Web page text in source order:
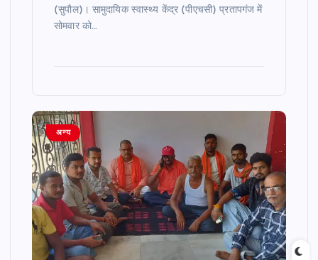
(सुपौल)। सामुदायिक स्वास्थ्य केंद्र (पीएचसी) प्रतापगंज में
सोमवार को…
अन्य